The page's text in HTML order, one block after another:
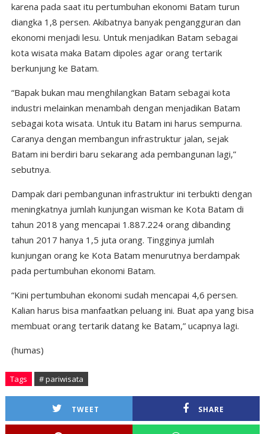
karena pada saat itu pertumbuhan ekonomi Batam turun
diangka 1,8 persen. Akibatnya banyak pengangguran dan
ekonomi menjadi lesu. Untuk menjadikan Batam sebagai
kota wisata maka Batam dipoles agar orang tertarik
berkunjung ke Batam.
“Bapak bukan mau menghilangkan Batam sebagai kota
industri melainkan menambah dengan menjadikan Batam
sebagai kota wisata. Untuk itu Batam ini harus sempurna.
Caranya dengan membangun infrastruktur jalan, sejak
Batam ini berdiri baru sekarang ada pembangunan lagi,”
sebutnya.
Dampak dari pembangunan infrastruktur ini terbukti dengan
meningkatnya jumlah kunjungan wisman ke Kota Batam di
tahun 2018 yang mencapai 1.887.224 orang dibanding
tahun 2017 hanya 1,5 juta orang. Tingginya jumlah
kunjungan orang ke Kota Batam menurutnya berdampak
pada pertumbuhan ekonomi Batam.
“Kini pertumbuhan ekonomi sudah mencapai 4,6 persen.
Kalian harus bisa manfaatkan peluang ini. Buat apa yang bisa
membuat orang tertarik datang ke Batam,” ucapnya lagi.
(humas)
Tags # pariwisata
TWEET SHARE